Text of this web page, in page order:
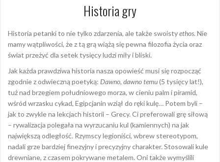
Historia gry
Historia petanki to nie tylko zdarzenia, ale także swoistyethos. Nie
mamy wątpliwości, że z tą grą wiążą się pewna filozofia życia oraz
świat przeżyć dla setek tysięcy ludzi miły i bliski.
Jak każda prawdziwa historia nasza opowieść musi się rozpocząć
zgodnie z odwieczną poetyką: Dawno, dawno temu(5 tysięcy lat!),
tuż nad brzegiem południowego morza, w cieniu palm i piramid,
wśród wrzasku cykad, Egipcjanin wziął do ręki kulę… Potem byli –
jak to zwykle na lekcjach historii – Grecy. Ci preferowali grę siłową
– rywalizacja polegała na wyrzucaniu kul (kamiennych) na jak
największą odległość. Rzymscy legioniści, wbrew stereotypom,
nadali grze bardziej finezyjny i precyzyjny charakter. Stosowali kule
drewniane, z czasem pokrywane metalem. Oni także wymyślili